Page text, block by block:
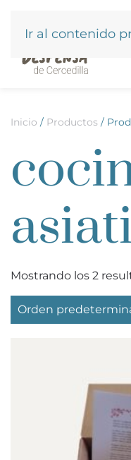
Ir al contenido
Inicio / Productos /
Mostrando los 2